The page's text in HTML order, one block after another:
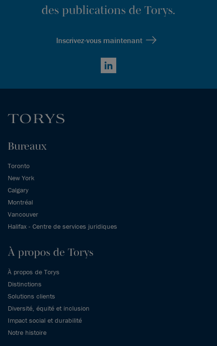
des publications de Torys.
Inscrivez-vous maintenant
LinkedIn
Bureaux
Toronto
New York
Calgary
Montréal
Vancouver
Halifax - Centre de services juridiques
À propos de Torys
À propos de Torys
Distinctions
Solutions clients
Diversité, équité et inclusion
Impact social et durabilité
Notre histoire